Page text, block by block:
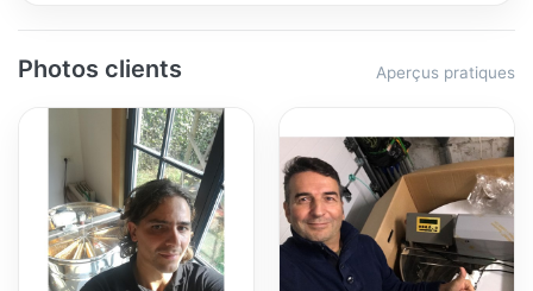
Photos clients Aperçus pratiques